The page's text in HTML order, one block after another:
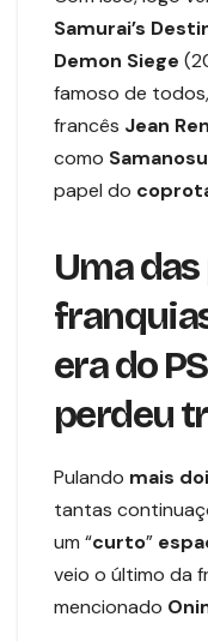
Samurai’s
Demon Siege
famoso de
francês Jean
como
papel do
Uma
era do
perdeu
Pulando mais
tantas
um “curto”
veio o último da
mencionado